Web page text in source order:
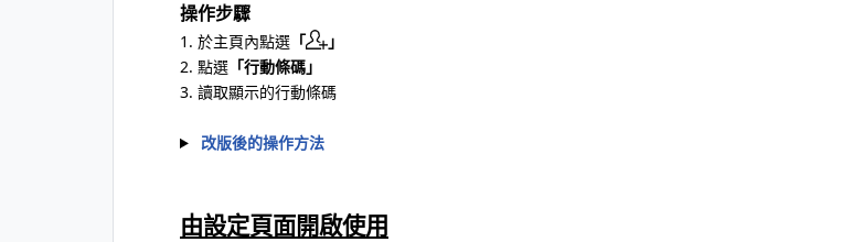
操作步驟
1. 於主頁內點選 「
」
2. 點選 「行動條碼」
3. 讀取顯示的行動條碼
改版後的操作方法
由設定頁面開啟使用